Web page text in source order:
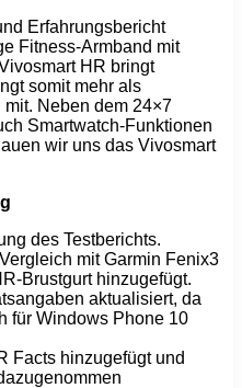
Erfahrungsbericht
Fitness-Armband mit
HR bringt
somit mehr als
Neben dem 24×7
Smartwatch-Funktionen
wir uns das Vivosmart
des Testberichts.
mit Garmin Fenix3
Brustgurt hinzugefügt.
aktualisiert, da
für Windows Phone 10
Facts hinzugefügt und